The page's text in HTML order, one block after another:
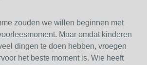
zouden we willen beginnen met
Maar omdat kinderen
dingen te doen hebben, vroegen
het beste moment is. Wie heeft